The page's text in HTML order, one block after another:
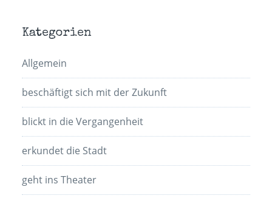
Kategorien
Allgemein
beschäftigt sich mit der Zukunft
blickt in die Vergangenheit
erkundet die Stadt
geht ins Theater